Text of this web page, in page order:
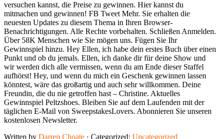
versuchen kannst, die Preise zu gewinnen. Hier kannst du
mitmachen und gewinnen! FB Tweet Mehr. Sie erhalten die
neuesten Updates zu diesem Thema in Ihren Browser-
Benachrichtigungen. Alle Rechte vorbehalten. Schließen Anmelden.
Über 58K Menschen wie Sie mögen uns. Fügen Sie Ihr
Gewinnspiel hinzu. Hey Ellen, ich habe dein erstes Buch über einen
Punkt und ob du jemals. Ellen, ich danke dir für deine Show und
wir werden dich alle vermissen, wenn du am Ende dieser Staffel
aufhörst! Hey, und wenn du mich ein Geschenk gewinnen lassen
könntest, wäre das großartig und auch sehr willkommen. Deine
Freundin, die du nie getroffen hast – Christine. Aktuelles
Gewinnspiel Peltzshoes. Bleiben Sie auf dem Laufenden mit der
täglichen E-Mail von SweepstakesLovers. Abonnieren Sie unseren
kostenlosen Newsletter.
Written by Darren Choate · Categorized: Uncategorized